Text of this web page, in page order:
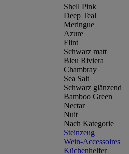
Shell Pink
Deep Teal
Meringue
Azure
Flint
Schwarz matt
Bleu Riviera
Chambray
Sea Salt
Schwarz glänzend
Bamboo Green
Nectar
Nuit
Nach Kategorie
Steinzeug
Wein-Accessoires
Küchenhelfer